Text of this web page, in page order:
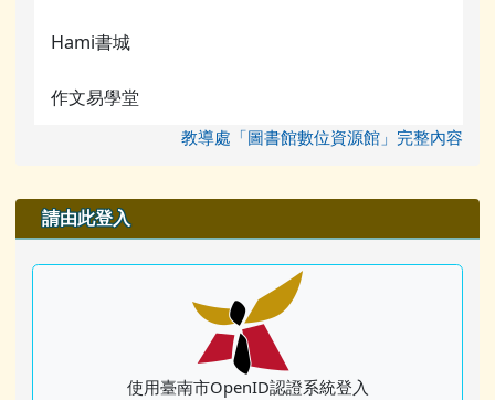
Hami書城
作文易學堂
教導處「圖書館數位資源館」完整內容
右邊區域內容
請由此登入
使用臺南市OpenID認證系統登入